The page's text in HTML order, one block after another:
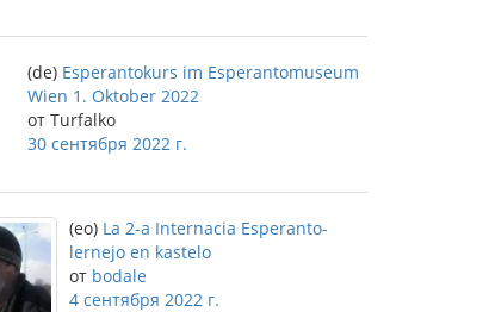
(de) Esperantokurs im Esperantomuseum
Wien 1. Oktober 2022
от Turfalko
30 сентября 2022 г.
(eo) La 2-a Internacia Esperanto-
lernejo en kastelo
от bodale
4 сентября 2022 г.